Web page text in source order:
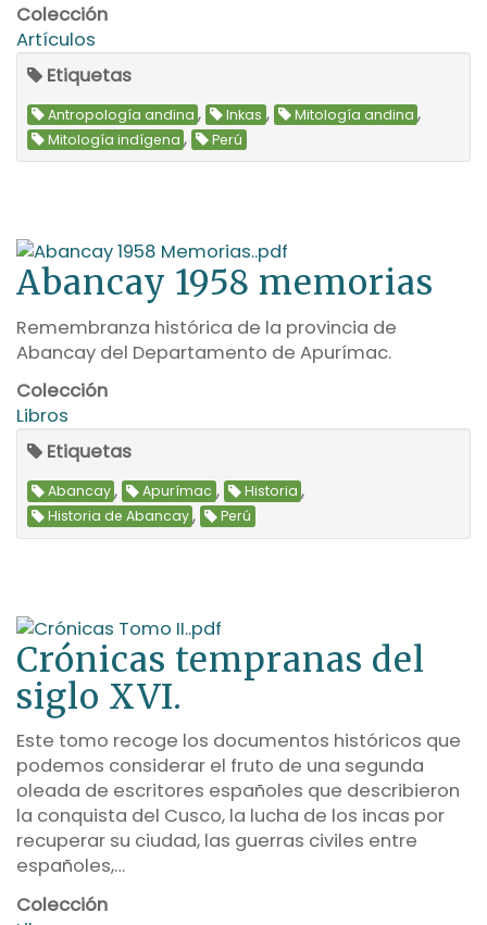
Colección
Artículos
Etiquetas
Antropología andina , Inkas , Mitología andina ,
Mitología indígena , Perú
Abancay 1958 memorias
Remembranza histórica de la provincia de
Abancay del Departamento de Apurímac.
Colección
Libros
Etiquetas
Abancay , Apurímac , Historia ,
Historia de Abancay , Perú
Crónicas tempranas del
siglo XVI.
Este tomo recoge los documentos históricos que
podemos considerar el fruto de una segunda
oleada de escritores españoles que describieron
la conquista del Cusco, la lucha de los incas por
recuperar su ciudad, las guerras civiles entre
españoles,…
Colección